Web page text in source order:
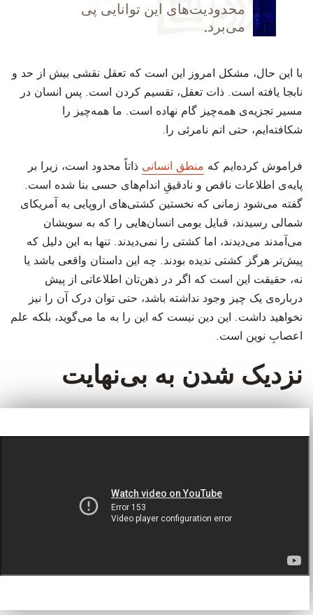
محدودیت‌های این توانایی پی
می‌برد.
‫با این حال، مشکل امروز این است که تعقل نقشی بیش از حد و
نابجا یافته است. ذات تعقل، تقسیم کردن است. پس انسان در
مسیر تجزیه‌ی همه‌چیز گام نهاده است. ما همه‌چیز را
شکافته‌ایم، حتی اتم نامرئی را.
‫فراموش کرده‌ایم که منطق انسانی ذاتاً محدود است، زیرا بر
پایه‌ی اطلاعات ناقص و نادقیقِ اندام‌های حسی بنا شده است.
گفته می‌شود زمانی که نخستین کشتی‌های اروپایی به آمریکای
شمالی رسیدند، قبایل بومی انسان‌هایی را که به سویشان
می‌آمدند می‌دیدند، اما کشتی را نمی‌دیدند. تنها به این دلیل که
پیش‌تر هرگز کشتی ندیده بودند. چه این داستان واقعی باشد یا
نه، حقیقت این است که اگر در ذهن‌تان اطلاعاتی از پیش
درباره‌ی یک چیز وجود نداشته باشد، حتی توان درک آن را نیز
نخواهید داشت. این دین نیست که این را به ما می‌گوید، بلکه علم
اعصابِ نوین است.
نزدیک شدن به بی‌نهایت